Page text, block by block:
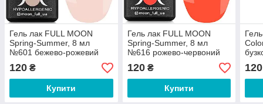
Гель лак FULL MOON
Spring-Summer, 8 мл
№601 бежево-рожевий
120 ₴
Купити
Гель лак FULL MOON
Spring-Summer, 8 мл
№616 рожево-червоний
120₴
Купити
120